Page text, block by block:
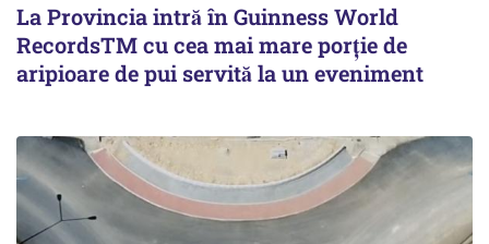
La Provincia intră în Guinness World
RecordsTM cu cea mai mare porție de
aripioare de pui servită la un eveniment